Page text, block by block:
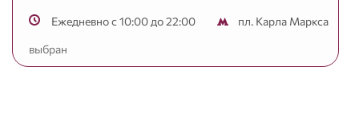
Ежедневно с 10:00 до 22:00 пл. Карла Маркса
выбран